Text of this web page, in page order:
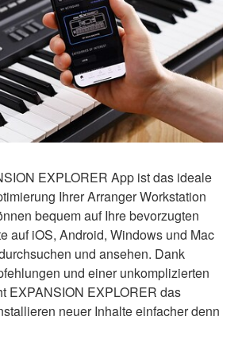
EXPLORER App ist das ideale
Ihrer Arranger Workstation
bequem auf Ihre bevorzugten
auf iOS, Android, Windows und Mac
und ansehen. Dank
und einer unkomplizierten
EXPANSION EXPLORER das
neuer Inhalte einfacher denn